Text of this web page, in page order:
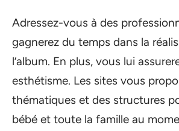
Adressez-vous à des
gagnerez du temps dans la
l’album. En plus, vous lui
esthétisme. Les sites vous
thématiques et des structures
bébé et toute la famille au